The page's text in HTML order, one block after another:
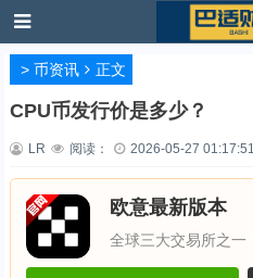
> 币资讯 正文
CPU币发行价是多少？
LR 阅读： 2026-05-27 01:17:51
欧意最新版本
全球三大交易所之一